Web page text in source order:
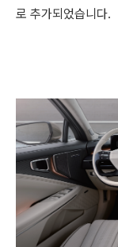
로 추가되었습니다.